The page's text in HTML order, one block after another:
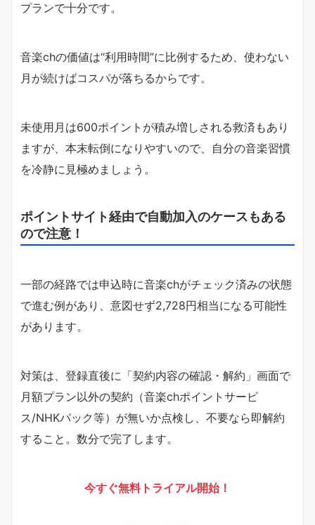
プランで十分です。
音楽chの価値は“利用時間”に比例するため、使わない
月が続けばコスパが落ちるからです。
未使用月は600ポイントが積み増しされる救済もあり
ますが、本末転倒になりやすいので、自分の音楽習慣
を冷静に見極めましょう。
ポイントサイト経由で自動加入のケースもある
ので注意！
一部の経路では申込時に音楽chがチェック済みの状態
で進む例があり、意図せず2,728円相当になる可能性
があります。
対策は、登録直後に「契約内容の確認・解約」画面で
月額プラン以外の契約（音楽chポイントサービ
ス/NHKパック等）が無いか点検し、不要なら即解約
すること。数分で完了します。
今すぐ無料トライアル開始！